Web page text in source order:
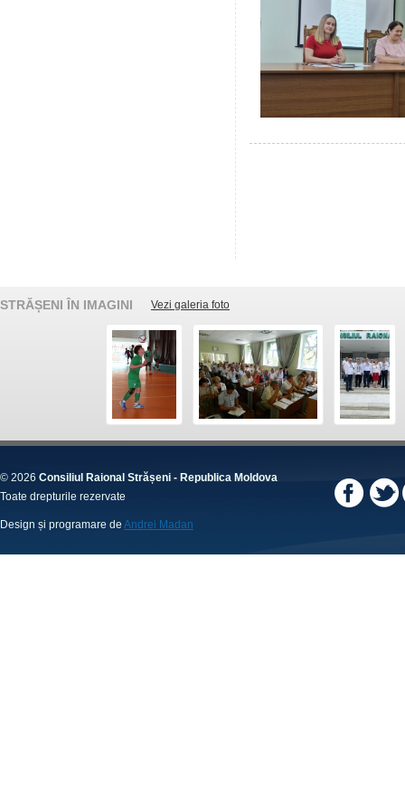
STRĂȘENI ÎN IMAGINI Vezi galeria foto
© 2026 Consiliul Raional Strășeni - Republica Moldova
Toate drepturile rezervate
Design și programare de Andrei Madan